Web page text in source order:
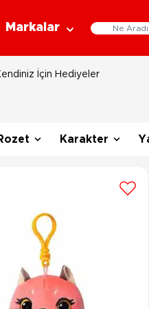
Eğitici Oyuncaklar
Oyunlar
Arkadaş - Aile Kutu Oyunları
Çocuk Kutu Oyunları
Eğitici Oyunlar
Markalar
İçin Hediyeler
Karakter